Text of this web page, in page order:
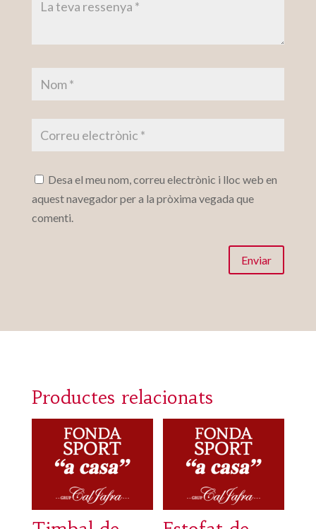
Desa el meu nom, correu electrònic i lloc web en
aquest navegador per a la pròxima vegada que
comenti.
Enviar
Productes relacionats